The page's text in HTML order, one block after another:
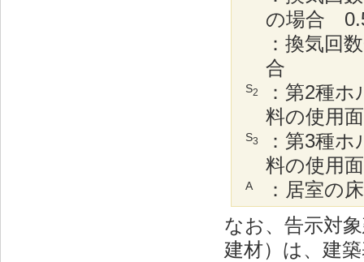
の場合
：換気回
合
S2
：第2種
料の使用
S3
：第3種
料の使用
A
：居室の床
なお、告示対
建材）は、建